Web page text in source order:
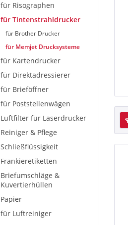
für Risographen
für Tintenstrahldrucker
für Brother Drucker
für Memjet Drucksysteme
für Kartendrucker
für Direktadressierer
für Brieföffner
für Poststellenwägen
Luftfilter für Laserdrucker
Reiniger & Pflege
Schließflüssigkeit
Frankieretiketten
Briefumschläge &
Kuvertierhüllen
Papier
für Luftreiniger